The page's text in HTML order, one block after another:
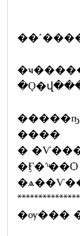
����
�
�ѹ���